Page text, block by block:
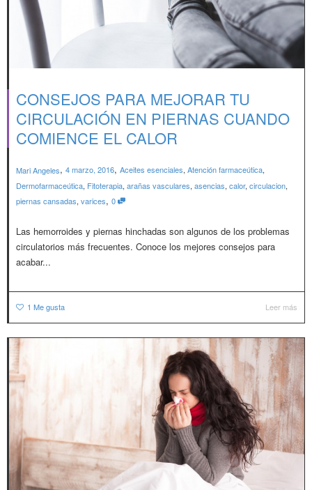
CONSEJOS PARA MEJORAR TU
CIRCULACIÓN EN PIERNAS CUANDO
COMIENCE EL CALOR
Mari Angeles, 4 marzo, 2016, Aceites esenciales, Atención farmaceútica,
Dermofarmaceútica, Fitoterapia, arañas vasculares, asencias, calor, circulacion,
piernas cansadas, varices, 0
Las hemorroides y piernas hinchadas son algunos de los problemas
circulatorios más frecuentes. Conoce los mejores consejos para
acabar...
1 Me gusta Leer más